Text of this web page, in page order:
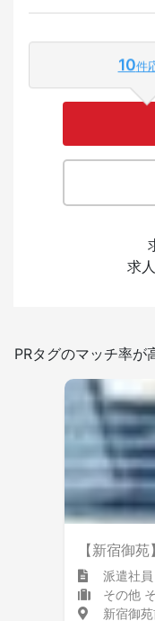
外国人が働いている
英語または母国語を
日本語を使う頻度
屋内禁煙
10件
求
PRタグのマッチ率が
【新宿御
派遣社員
その他
新宿御